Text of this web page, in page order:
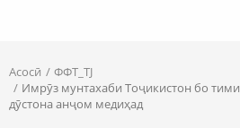
Асосӣ
ФФТ_TJ
Имрӯз мунтахаби Тоҷикистон бо
дӯстона анҷом медиҳад